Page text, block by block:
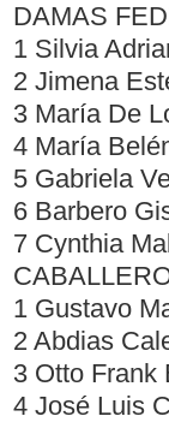
DAMAS
1 Silvia
2 Jimena
3 María De
4 María
5 Gabriela
6 Barbero
7 Cynthia
1 Gustavo
2 Abdias
3 Otto Frank
4 José Luis